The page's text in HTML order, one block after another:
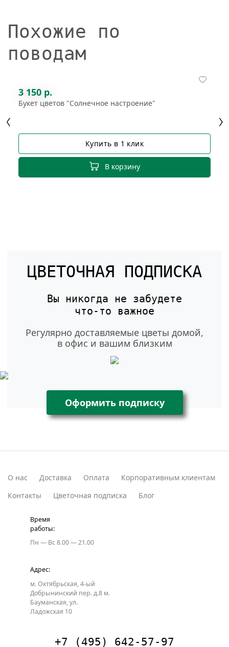
Похожие по
поводам
3 150 р.
Букет цветов "Солнечное настроение"
Купить в 1 клик
В корзину
ЦВЕТОЧНАЯ ПОДПИСКА
Вы никогда не забудете
что-то важное
Регулярно доставляемые цветы домой,
в офис и вашим близким
Оформить подписку
О нас Доставка Оплата
Корпоративным клиентам
Контакты
Цветочная подписка Блог
Время
работы:
Пн — Вс8.00 — 21.00
Адрес:
м. Октябрьская, 4-ый
Добрынинский пер. д.8м.
Бауманская, ул.
Ладожская 10
+7 (495) 642-57-97